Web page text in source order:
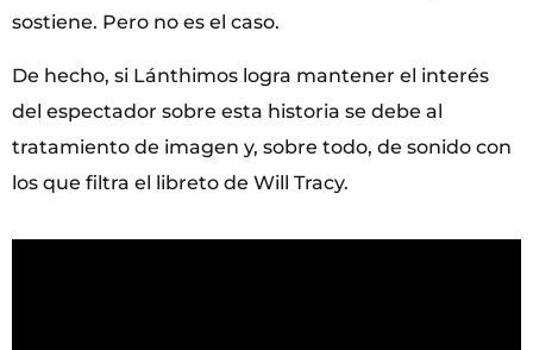
sostiene. Pero no es el caso.
De hecho, si Lánthimos logra mantener el interés
del espectador sobre esta historia se debe al
tratamiento de imagen y, sobre todo, de sonido con
los que filtra el libreto de Will Tracy.